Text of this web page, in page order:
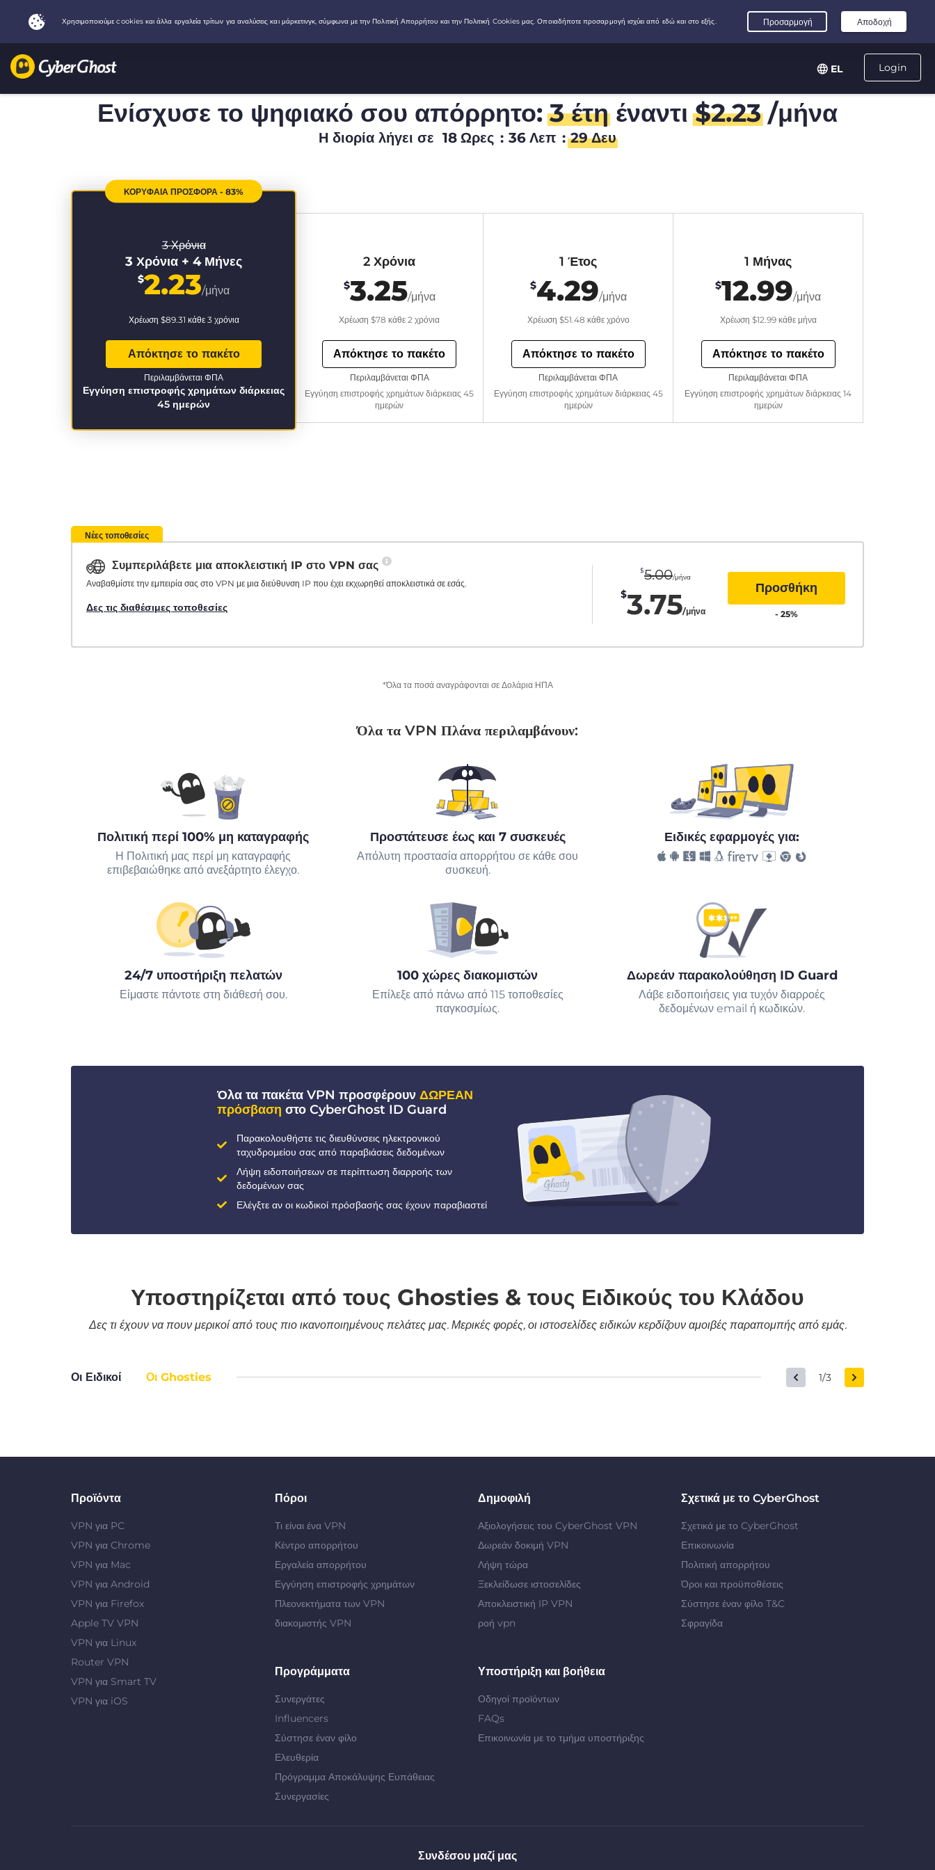
Login
EL
Ενίσχυσε το ψηφιακό σου απόρρητο:3 έτηέναντι$2.23/μήνα
Η διορία λήγει σε 18 Ωρες : 36 Λεπ : 28 Δευ
ΚΟΡΥΦΑΙΑ ΠΡΟΣΦΟΡΑ - 83%
3 Χρόνια
3 Χρόνια + 4 Μήνες
$2.23/μήνα
Χρέωση $89.31 κάθε 3 χρόνια
Απόκτησε το πακέτο
Εγγύηση επιστροφής χρημάτων διάρκειας
45 ημερών
Περιλαμβάνεται ΦΠΑ
2 Χρόνια
$3.25/μήνα
Χρέωση$78 κάθε 2 χρόνια
Απόκτησε το πακέτο
Εγγύηση επιστροφής χρημάτων διάρκειας 45
ημερών
Περιλαμβάνεται ΦΠΑ
1 Έτος
$4.29/μήνα
Χρέωση $51.48 κάθε χρόνο
Απόκτησε το πακέτο
Εγγύηση επιστροφής χρημάτων διάρκειας 45
ημερών
Περιλαμβάνεται ΦΠΑ
1 Μήνας
$12.99/μήνα
Χρέωση $12.99κάθε μήνα
Απόκτησε το πακέτο
Εγγύηση επιστροφής χρημάτων διάρκειας 14
ημερών
Περιλαμβάνεται ΦΠΑ
Νέες τοποθεσίες
Συμπεριλάβετε μια αποκλειστική IP στο VPN σας
Αναβαθμίστε την εμπειρία σας στο VPN με μια διεύθυνση IP που έχει εκχωρηθεί αποκλειστικά σε εσάς.
Δες τις διαθέσιμες τοποθεσίες
$5.00/μήνα
$3.75/μήνα
Προσθήκη
- 25%
*Όλα τα ποσά αναγράφονται σε Δολάρια ΗΠΑ
Όλα τα VPN Πλάνα περιλαμβάνουν:
Πολιτική περί 100% μη καταγραφής
Η Πολιτική μας περί μη καταγραφής
επιβεβαιώθηκε από ανεξάρτητο έλεγχο.
Προστάτευσε έως και 7 συσκευές
Απόλυτη προστασία απορρήτου σε κάθε σου
συσκευή.
Ειδικές εφαρμογές για:
24/7 υποστήριξη πελατών
Είμαστε πάντοτε στη διάθεσή σου.
100 χώρες διακομιστών
Επίλεξε από πάνω από 115 τοποθεσίες
παγκοσμίως.
Δωρεάν παρακολούθηση ID Guard
Λάβε ειδοποιήσεις για τυχόν διαρροές
δεδομένων email ή κωδικών.
Όλα τα πακέτα VPN προσφέρουν ΔΩΡΕΑΝ
πρόσβαση στο CyberGhost ID Guard
Παρακολουθήστε τις διευθύνσεις ηλεκτρονικού
ταχυδρομείου σας από παραβιάσεις δεδομένων
Λήψη ειδοποιήσεων σε περίπτωση διαρροής των
δεδομένων σας
Ελέγξτε αν οι κωδικοί πρόσβασής σας έχουν παραβιαστεί
Υποστηρίζεται από τους Ghosties & τους Ειδικούς του Κλάδου
Δες τι έχουν να πουν μερικοί από τους πιο ικανοποιημένους πελάτες μας. Μερικές φορές, οι ιστοσελίδες ειδικών κερδίζουν αμοιβές παραπομπής από εμάς.
Οι Ειδικοί Οι Ghosties 1/3
Προϊόντα
VPN για PC
VPN για Chrome
VPN για Mac
VPN για Android
VPN για Firefox
Apple TV VPN
VPN για Linux
Router VPN
VPN για Smart TV
VPN για iOS
Πόροι
Τι είναι ένα VPN
Κέντρο απορρήτου
Εργαλεία απορρήτου
Εγγύηση επιστροφής χρημάτων
Πλεονεκτήματα των VPN
διακομιστής VPN
Δημοφιλή
Αξιολογήσεις του CyberGhost VPN
Δωρεάν δοκιμή VPN
Λήψη τώρα
Ξεκλείδωσε ιστοσελίδες
Αποκλειστική IP VPN
ροή vpn
Σχετικά με το CyberGhost
Σχετικά με το CyberGhost
Επικοινωνία
Πολιτική απορρήτου
Όροι και προϋποθέσεις
Σύστησε έναν φίλο T&C
Σφραγίδα
Προγράμματα
Συνεργάτες
Influencers
Σύστησε έναν φίλο
Ελευθερία
Πρόγραμμα Αποκάλυψης Ευπάθειας
Συνεργασίες
Υποστήριξη και βοήθεια
Οδηγοί προϊόντων
FAQs
Επικοινωνία με το τμήμα υποστήριξης
Συνδέσου μαζί μας